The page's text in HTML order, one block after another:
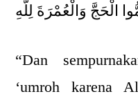
الْحَجَّ وَالْعُمْرَةَ لِلَّهِ
“Dan
‘umroh karena